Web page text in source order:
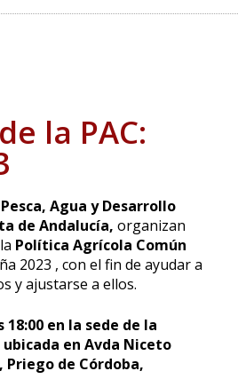
la PAC:
Agua y Desarrollo
de Andalucía, organizan
Política Agrícola Común
2023 , con el fin de ayudar a
y ajustarse a ellos.
18:00 en la sede de la
en Avda Niceto
de Córdoba,